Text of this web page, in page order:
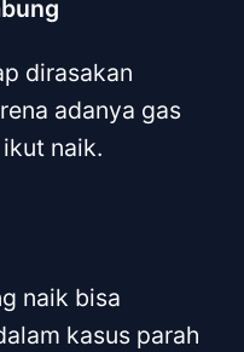
dirasakan
adanya gas
naik.
naik bisa
kasus parah